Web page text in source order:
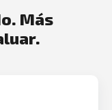
Más